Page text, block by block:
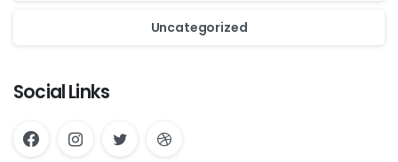
Uncategorized
Social Links